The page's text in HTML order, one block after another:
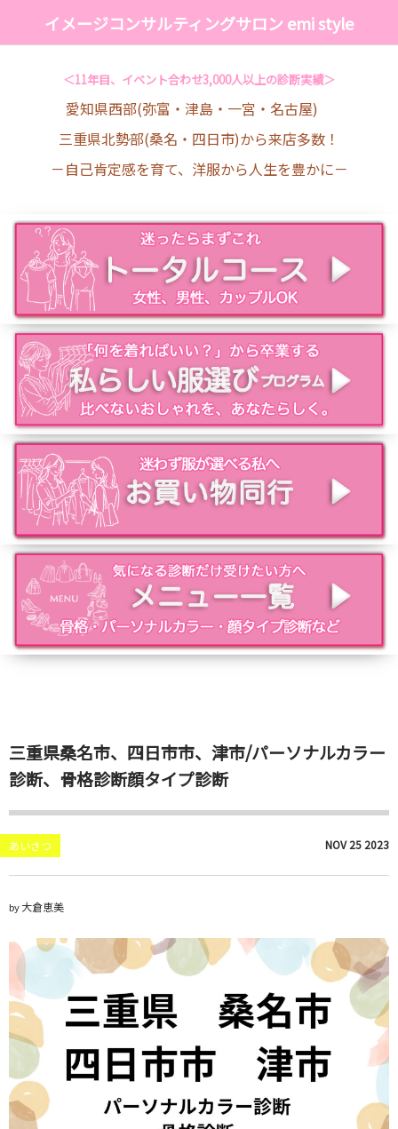
イメージコンサルティングサロン emi style
＜11年目、イベント合わせ3,000人以上の診断実績＞
愛知県西部(弥富・津島・一宮・名古屋)
三重県北勢部(桑名・四日市)から来店多数！
－自己肯定感を育て、洋服から人生を豊かに－
三重県桑名市、四日市市、津市/パーソナルカラー
診断、骨格診断顔タイプ診断
あいさつ NOV 25 2023
by大倉恵美